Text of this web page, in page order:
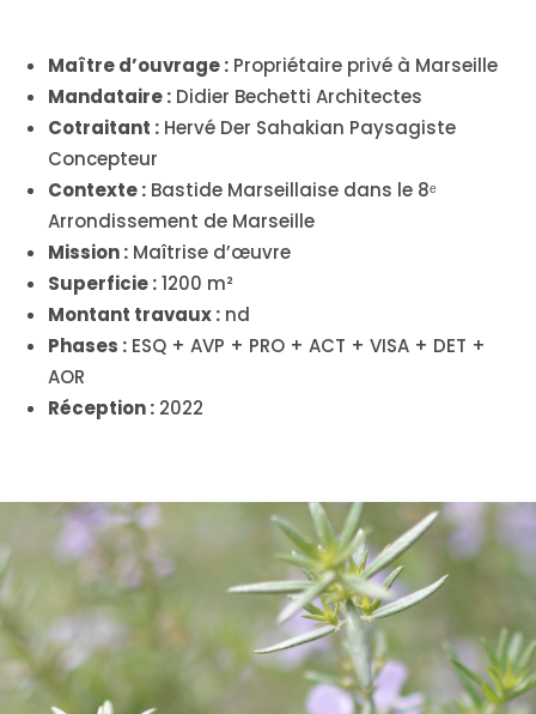
Maître d’ouvrage : Propriétaire privé à Marseille
Mandataire : Didier Bechetti Architectes
Cotraitant : Hervé Der Sahakian Paysagiste
Concepteur
Contexte : Bastide Marseillaise dans le 8ᵉ
Arrondissement de Marseille
Mission : Maîtrise d’œuvre
Superficie :1200 m²
Montant travaux : nd
Phases : ESQ + AVP + PRO + ACT + VISA + DET +
AOR
Réception : 2022